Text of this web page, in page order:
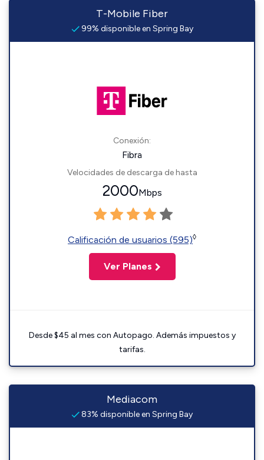
T-Mobile Fiber
99% disponible en Spring Bay
Conexión:
Fibra
Velocidades de descarga de hasta
2000Mbps
Calificación de usuarios (595)◊
Ver Planes
Desde $45 al mes con Autopago. Además impuestos y
tarifas.
Mediacom
83% disponible en Spring Bay